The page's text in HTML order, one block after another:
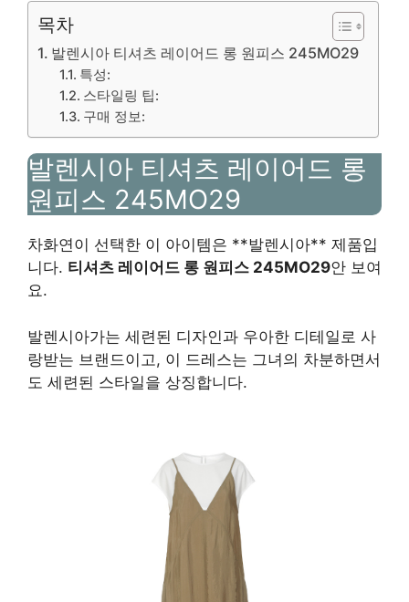
목차
발렌시아 티셔츠 레이어드 롱 원피스 245MO29
특성:
스타일링 팁:
구매 정보:
발렌시아 티셔츠 레이어드 롱
원피스 245MO29
차화연이 선택한 이 아이템은 **발렌시아** 제품입
니다. 티셔츠 레이어드 롱 원피스 245MO29안 보여
요.
발렌시아가는 세련된 디자인과 우아한 디테일로 사
랑받는 브랜드이고, 이 드레스는 그녀의 차분하면서
도 세련된 스타일을 상징합니다.